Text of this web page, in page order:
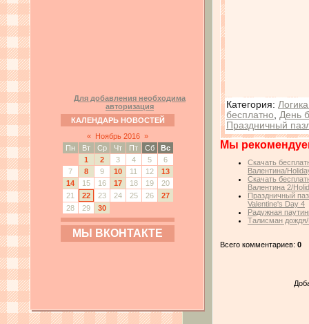
Для добавления необходима
авторизация
КАЛЕНДАРЬ НОВОСТЕЙ
«
Ноябрь 2016 »
Пн
Вт Ср Чт Пт Сб
Вс
1
2 3 4 5
6
7
8 9 10 11 12
13
14
15 16 17 18 19
20
21
22 23 24 25 26
27
28
29 30
МЫ ВКОНТАКТЕ
Категория:
бесплатно
День
Праздничный
Мы
Скачать
Валентина/
Скачать
Валентина 2/
Праздничный
Valentine's Day 4
Радужная
Талисман дождя/
Всего комментариев: 0